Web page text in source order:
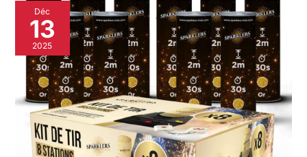
Déc
13
2025
Évaluation
:
pack
Club
Pro
8
déclencheurs
et
jets
de
scène
dorés